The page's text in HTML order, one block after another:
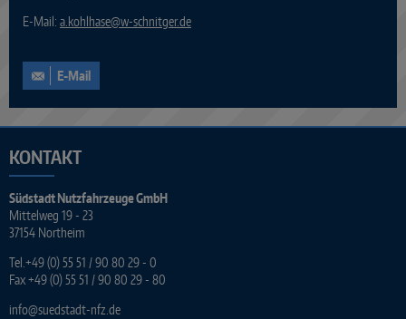
E-Mail: a.kohlhase@w-schnitger.de
E-Mail
KONTAKT
Südstadt Nutzfahrzeuge GmbH
Mittelweg 19 - 23
37154 Northeim
Tel. +49 (0) 55 51 / 90 80 29 - 0
Fax +49 (0) 55 51 / 90 80 29 - 80
info@suedstadt-nfz.de